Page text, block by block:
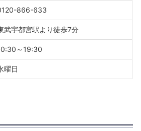
866-633
武宇都宮駅より徒歩7分
～19:30
曜日